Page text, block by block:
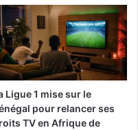
Ligue 1 mise sur le
pour relancer ses
TV en Afrique de